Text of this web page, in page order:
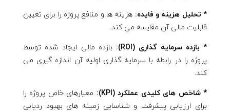
* تحلیل هزینه و فایده: هزینه ها و منافع پروژه را برای تعیین
قابلیت مالی آن مقایسه می کند.
* بازده سرمایه گذاری (ROI):
بازده مالی ایجاد شده توسط
پروژه را در رابطه با سرمایه گذاری اولیه آن اندازه گیری می
کند.
* شاخص های کلیدی عملکرد (KPI):
معیارهای خاص پروژه را
برای ارزیابی پیشرفت و شناسایی زمینه های بهبود ردیابی